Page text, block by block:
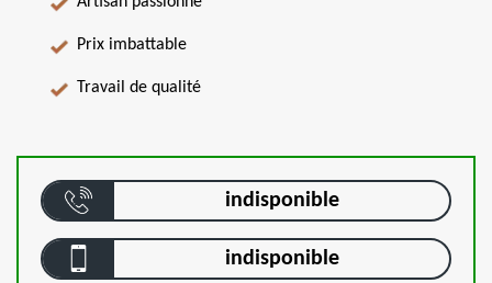
Prix imbattable
Travail de qualité
indisponible
indisponible